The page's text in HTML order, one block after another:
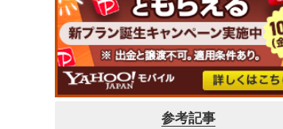
参考記事